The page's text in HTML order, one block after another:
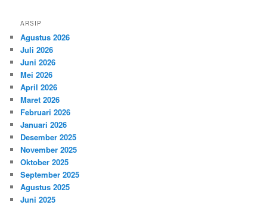
ARSIP
Agustus 2026
Juli 2026
Juni 2026
Mei 2026
April 2026
Maret 2026
Februari 2026
Januari 2026
Desember 2025
November 2025
Oktober 2025
September 2025
Agustus 2025
Juni 2025